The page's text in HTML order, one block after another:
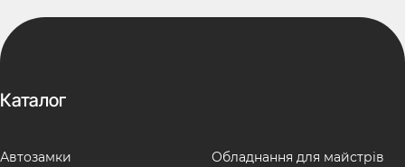
Каталог
Автозамки Обладнання для майстрів